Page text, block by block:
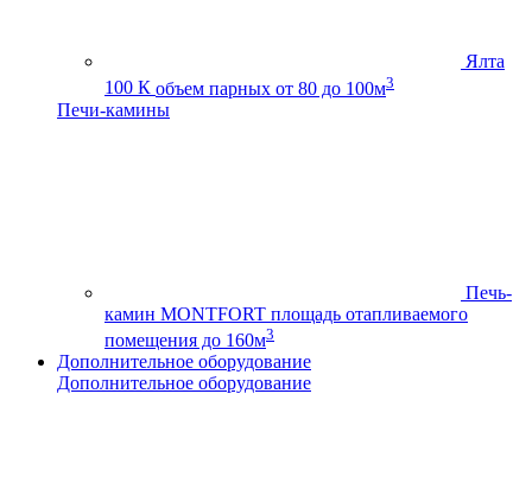
Ялта
100 К объем парных от 80 до 100м3
Печи-камины
Печь-
камин MONTFORT площадь отапливаемого
помещения до 160м3
Дополнительное оборудование
Дополнительное оборудование